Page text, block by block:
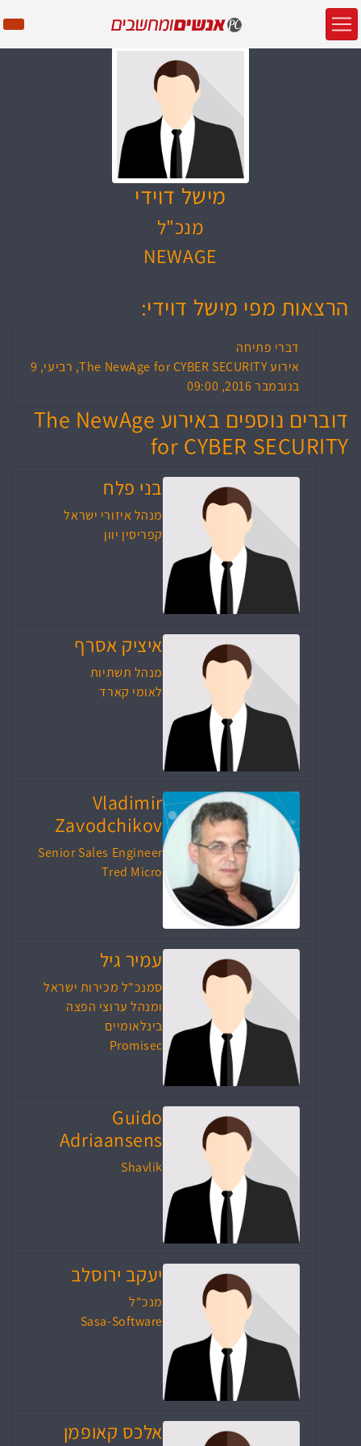
מישל דוידי
מנכ"ל
NEWAGE
הרצאות מפי מישל דוידי:
דברי פתיחה
אירוע The NewAge for CYBER SECURITY, רביעי, 9
בנובמבר 2016, 09:00
דוברים נוספים באירוע The NewAge
for CYBER SECURITY
בני פלח
מנהל איזורי ישראל
קפריסין יוון
איציק אסרף
מנהל תשתיות
לאומי קארד
Vladimir
Zavodchikov
Senior Sales Engineer
Tred Micro
עמיר גיל
סמנכ"ל מכירות ישראל
ומנהל ערוצי הפצה
בינלאומיים
Promisec
Guido
Adriaansens
Shavlik
יעקב ירוסלב
מנכ"ל
Sasa-Software
אלכס קאופמן